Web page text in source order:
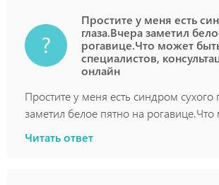
Простите у меня есть
глаза.Вчера заметил
рогавице.Что может
специалистов,
онлайн
Простите у меня есть синдром сухого
заметил белое пятно на
Читать ответ